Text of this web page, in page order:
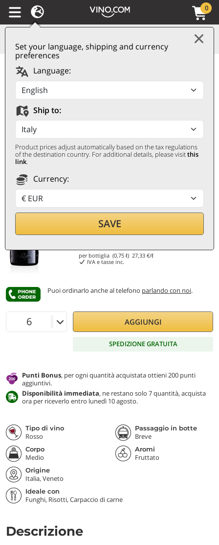
Set your language, shipping and currency
preferences
Language:
Ship to:
Product prices adjust automatically based on the tax regulations
of the destination country. For additional details, please visitthis
link.
Currency:
SAVE
0
Valpolicella Classico
Superiore DOC 2024
Allegrini
ALLEGRINI
0,75 ℓ
20,50€
per bottiglia (0,75 ℓ)27,33 €/ℓ
IVA e tasse inc.
Puoi ordinarlo anche al telefono parlando con noi.
AGGIUNGI
SPEDIZIONE GRATUITA
Punti Bonus, per ogni quantità acquistata ottieni 200 punti
aggiuntivi.
Disponibilità immediata, ne restano solo 7 quantità, acquista
ora per riceverlo entro lunedì 10 agosto.
Tipo di vino
Rosso
Passaggio in botte
Breve
Corpo
Medio
Aromi
Fruttato
Origine
Italia, Veneto
Ideale con
Funghi, Risotti, Carpaccio di carne
Descrizione